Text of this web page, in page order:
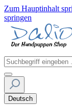
Zum Hauptinhalt
springen
Deutsch